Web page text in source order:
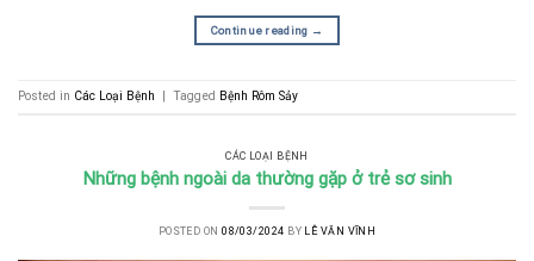
Continue reading →
Posted in Các Loại Bệnh Tagged Bệnh Rôm Sảy
CÁC LOẠI BỆNH
Những bệnh ngoài da thường gặp ở trẻ sơ sinh
POSTED ON08/03/2024 BY LÊ VĂN VĨNH